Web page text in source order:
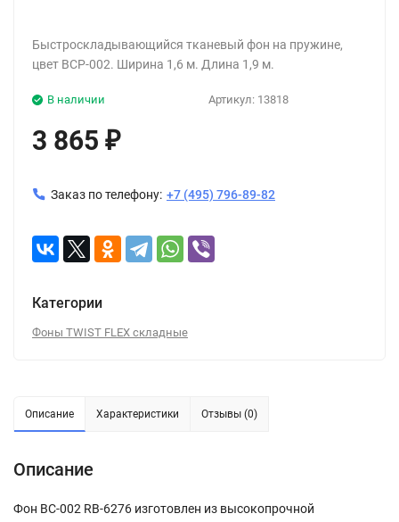
Быстроскладывающийся тканевый фон на пружине,
цвет BCP-002. Ширина 1,6 м. Длина 1,9 м.
Артикул: 13818
В наличии
3 865 ₽
Заказ по телефону: +7 (495) 796-89-82
Категории
Фоны TWIST FLEX складные
Описание Характеристики Отзывы (0)
Описание
Фон BC-002 RB-6276 изготовлен из высокопрочной